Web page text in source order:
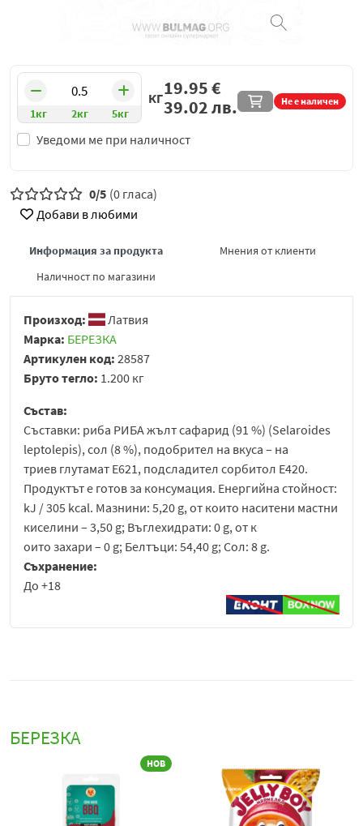
1кг 2кг 5кг
КГ Не е наличен
Уведоми ме при наличност
19.95€
39.02лв.
0/5 (0 гласа)
Добави в любими
Информация за продукта
Мнения от клиенти
Наличност по магазини
Произход:
Латвия
Марка: БЕРЕЗКА
Артикулен код: 28587
Бруто тегло: 1.200 кг
Състав:
Съставки: риба РИБА жълт сафарид (91 %) (Selaroides
leptolepis), сол (8 %), подобрител на вкуса – на
триев глутамат E621, подсладител сорбитол E420.
Продуктът е готов за консумация. Енергийна стойност:
kJ / 305 kcal. Мазнини: 5,20 g, от които наситени мастни
киселини – 3,50 g; Въглехидрати: 0 g, от к
оито захари – 0 g; Белтъци: 54,40 g; Сол: 8 g.
Съхранение:
До +18
БЕРЕЗКА
НОВ